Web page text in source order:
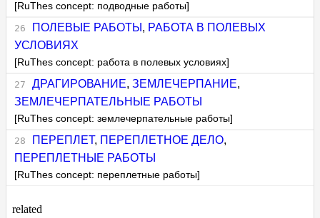
[RuThes concept: подводные работы]
ПОЛЕВЫЕ РАБОТЫ , РАБОТА В ПОЛЕВЫХ
УСЛОВИЯХ
[RuThes concept: работа в полевых условиях]
ДРАГИРОВАНИЕ, ЗЕМЛЕЧЕРПАНИЕ,
ЗЕМЛЕЧЕРПАТЕЛЬНЫЕ РАБОТЫ
[RuThes concept: землечерпательные работы]
ПЕРЕПЛЕТ, ПЕРЕПЛЕТНОЕ ДЕЛО,
ПЕРЕПЛЕТНЫЕ РАБОТЫ
[RuThes concept: переплетные работы]
related